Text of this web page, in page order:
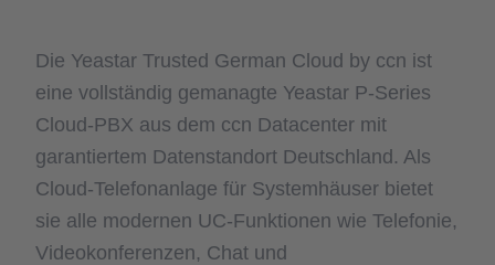
Die Yeastar Trusted German Cloud by ccn ist
eine vollständig gemanagte Yeastar P‑Series
Cloud-PBX aus dem ccn Datacenter mit
garantiertem Datenstandort Deutschland. Als
Cloud-Telefonanlage für Systemhäuser bietet
sie alle modernen UC-Funktionen wie Telefonie,
Videokonferenzen, Chat und